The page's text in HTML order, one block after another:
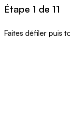
Étape 1 de 11
Faites défiler puis